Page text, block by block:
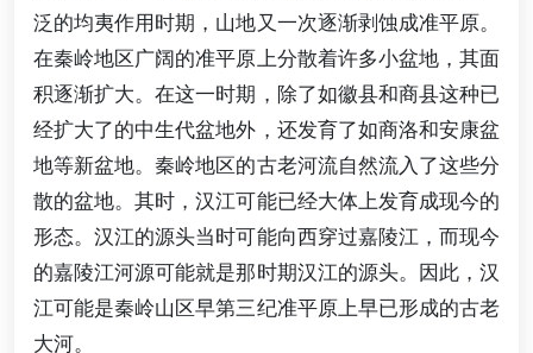
泛的均夷作用时期，山地又一次逐渐剥蚀成准平原。
在秦岭地区广阔的准平原上分散着许多小盆地，其面
积逐渐扩大。在这一时期，除了如徽县和商县这种已
经扩大了的中生代盆地外，还发育了如商洛和安康盆
地等新盆地。秦岭地区的古老河流自然流入了这些分
散的盆地。其时，汉江可能已经大体上发育成现今的
形态。汉江的源头当时可能向西穿过嘉陵江，而现今
的嘉陵江河源可能就是那时期汉江的源头。因此，汉
江可能是秦岭山区早第三纪准平原上早已形成的古老
大河。